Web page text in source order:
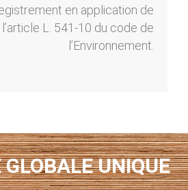
en application de
l’article L. 541-10 du code de
l’Environnement.
GLOBALE UNIQUE